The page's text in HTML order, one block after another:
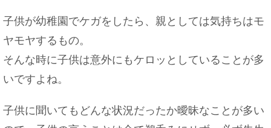
子供が幼稚園でケガをしたら、親としては気持ちはモ
ヤモヤするもの。
そんな時に子供は意外にもケロッとしていることが多
いですよね。
子供に聞いてもどんな状況だったか曖昧なことが多い